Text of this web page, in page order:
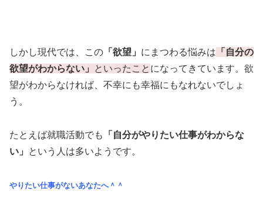
しかし現代では、この 「欲望」 にまつわる悩みは 「自分の
欲望がわからない」
といったこと になってきています。欲
望がわからなければ、不幸にも幸福にもなれないでしょ
う。
たとえば就職活動でも
「自分がやりたい仕事がわからな
い」
という人は多いようです。
やりたい仕事がないあなたへ＾＾